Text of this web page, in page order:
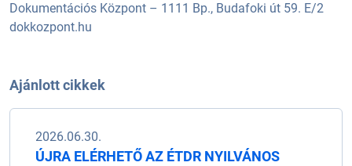
Dokumentációs Központ – 1111 Bp., Budafoki út 59. E/2
dokkozpont.hu
Ajánlott cikkek
2026.06.30.
ÚJRA ELÉRHETŐ AZ ÉTDR NYILVÁNOS